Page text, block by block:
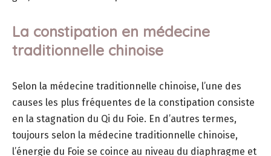
La constipation en médecine
traditionnelle chinoise
Selon la médecine traditionnelle chinoise, l’une des
causes les plus fréquentes de la constipation consiste
en la stagnation du Qi du Foie. En d’autres termes,
toujours selon la médecine traditionnelle chinoise,
l’énergie du Foie se coince au niveau du diaphragme et